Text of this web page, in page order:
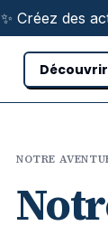
✨ Créez des
Découvrir
NOTRE